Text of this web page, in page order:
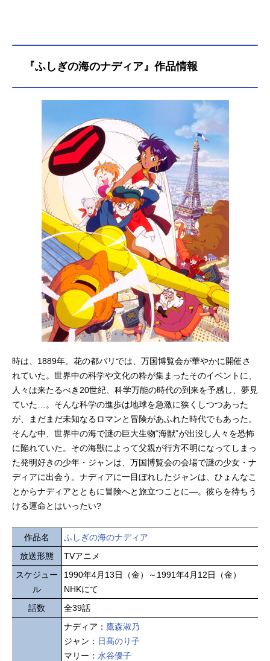
『ふしぎの海のナディア』作品情報
時は、1889年。花の都パリでは、万国博覧会が華やかに開催さ
れていた。世界中の科学や文化の粋が集まったそのイベントに、
人々は来たるべき20世紀、科学万能の時代の到来を予感し、夢見
ていた…。そんな科学の進歩は地球を急激に狭くしつつあった
が、まだまだ未知なるロマンと冒険があふれた時代でもあった。
そんな中、世界中の海で謎の巨大生物“海獣”が出没し人々を恐怖
に陥れていた。その海獣によって父親が行方不明になってしまっ
た発明好きの少年・ジャンは、万国博覧会の会場で謎の少女・ナ
ディアに出会う。ナディアに一目ぼれしたジャンは、ひょんなこ
とからナディアとともに冒険へと旅立つことに―。彼らを待ちう
ける運命とはいったい?
作品名
ふしぎの海のナディア
放送形態
TVアニメ
スケジュー
ル
1990年4月13日（金）～1991年4月12日（金）
NHKにて
話数
全39話
ナディア： 鷹森淑乃
ジャン： 日髙のり子
マリー： 水谷優子